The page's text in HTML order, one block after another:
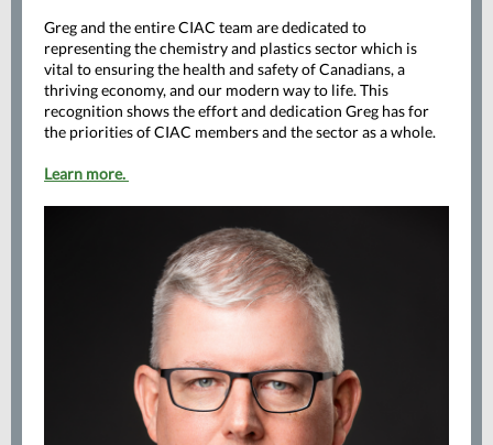
Greg and the entire CIAC team are dedicated to
representing the chemistry and plastics sector which is
vital to ensuring the health and safety of Canadians, a
thriving economy, and our modern way to life. This
recognition shows the effort and dedication Greg has for
the priorities of CIAC members and the sector as a whole.
Learn more.